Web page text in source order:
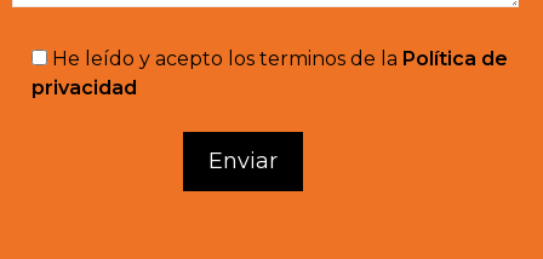
He leído y acepto los terminos de la Política de
privacidad